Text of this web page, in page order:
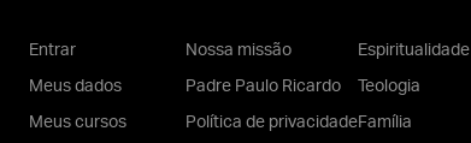
Entrar
Meus dados
Meus cursos
Nossa missão
Padre Paulo Ricardo
Política de privacidade
Espiritualidade
Teologia
Família